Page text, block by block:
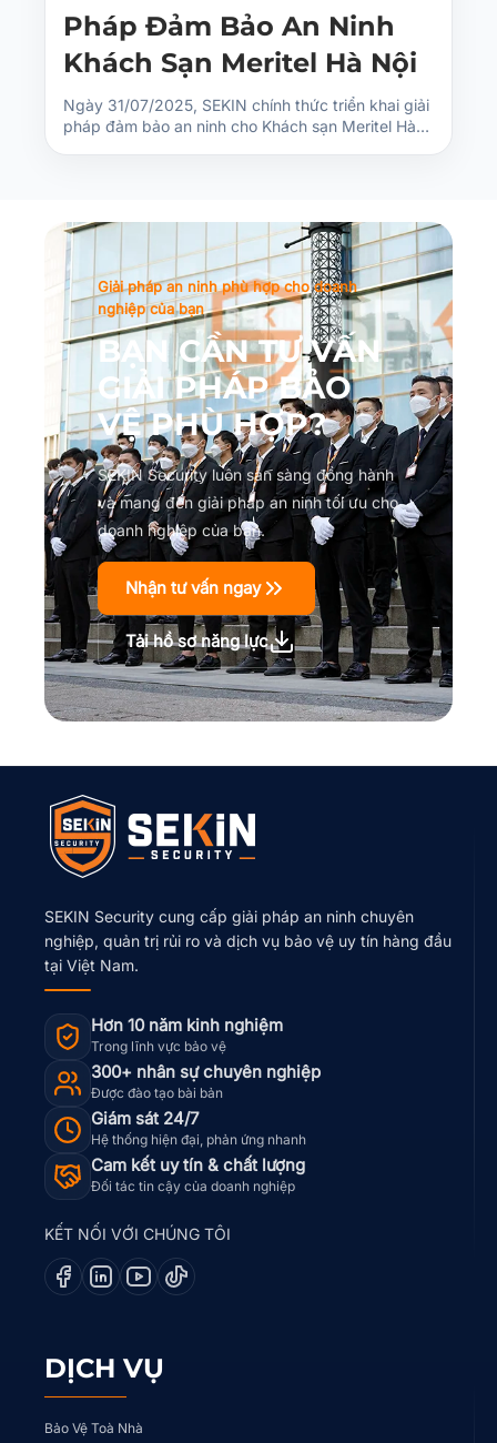
Pháp Đảm Bảo An Ninh
Khách Sạn Meritel Hà Nội
Ngày 31/07/2025, SEKIN chính thức triển khai giải
pháp đảm bảo an ninh cho Khách sạn Meritel Hà…
Giải pháp an ninh phù hợp cho doanh
nghiệp của bạn
BẠN CẦN TƯ VẤN
GIẢI PHÁP BẢO
VỆ PHÙ HỢP?
SEKIN Security luôn sẵn sàng đồng hành
và mang đến giải pháp an ninh tối ưu cho
doanh nghiệp của bạn.
Nhận tư vấn ngay
Tải hồ sơ năng lực
SEKIN Security cung cấp giải pháp an ninh chuyên
nghiệp, quản trị rủi ro và dịch vụ bảo vệ uy tín hàng đầu
tại Việt Nam.
Hơn 10 năm kinh nghiệm
Trong lĩnh vực bảo vệ
300+ nhân sự chuyên nghiệp
Được đào tạo bài bản
Giám sát 24/7
Hệ thống hiện đại, phản ứng nhanh
Cam kết uy tín & chất lượng
Đối tác tin cậy của doanh nghiệp
KẾT NỐI VỚI CHÚNG TÔI
DỊCH VỤ
Bảo Vệ Toà Nhà